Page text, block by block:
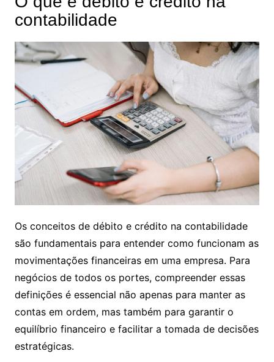
contabilidade
Os conceitos de débito e crédito na contabilidade
são fundamentais para entender como funcionam as
movimentações financeiras em uma empresa. Para
negócios de todos os portes, compreender essas
definições é essencial não apenas para manter as
contas em ordem, mas também para garantir o
equilíbrio financeiro e facilitar a tomada de decisões
estratégicas.